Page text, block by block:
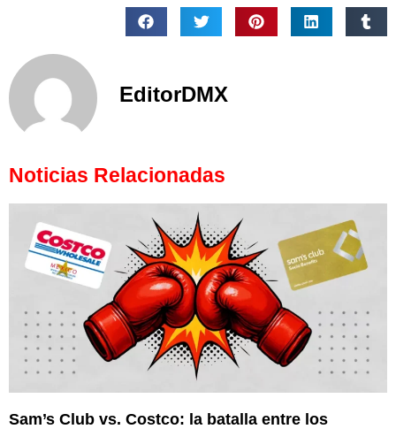
EditorDMX
Noticias Relacionadas
Sam’s Club vs. Costco: la batalla entre los